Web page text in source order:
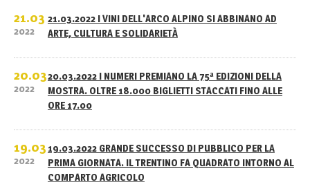
21.03
2022
21.03.2022 I VINI DELL'ARCO ALPINO SI ABBINANO AD
ARTE, CULTURA E SOLIDARIETÀ
20.03
2022
20.03.2022 I NUMERI PREMIANO LA 75ª EDIZIONI DELLA
MOSTRA. OLTRE 18.000 BIGLIETTI STACCATI FINO ALLE
ORE 17.00
19.03
2022
19.03.2022 GRANDE SUCCESSO DI PUBBLICO PER LA
PRIMA GIORNATA. IL TRENTINO FA QUADRATO INTORNO AL
COMPARTO AGRICOLO